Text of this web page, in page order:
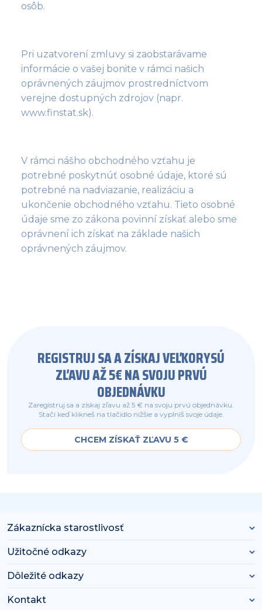
osôb.
Pri uzatvorení zmluvy si zaobstarávame
informácie o vašej bonite v rámci našich
oprávnených záujmov prostredníctvom
verejne dostupných zdrojov (napr.
www.finstat.sk).
V rámci nášho obchodného vzťahu je
potrebné poskytnúť osobné údaje, ktoré sú
potrebné na nadviazanie, realizáciu a
ukončenie obchodného vzťahu. Tieto osobné
údaje sme zo zákona povinní získať alebo sme
oprávnení ich získať na základe našich
oprávnených záujmov.
REGISTRUJ SA A ZÍSKAJ VEĽKORYSÚ
ZĽAVU AŽ 5€ NA SVOJU PRVÚ
OBJEDNÁVKU
Zaregistruj sa a získaj zľavu až 5 € na svoju prvú objednávku.
Stačí keď klikneš na tlačidlo nižšie a vyplníš svoje údaje.
CHCEM ZÍSKAŤ ZĽAVU 5 €
Zákaznícka starostlivosť
Užitočné odkazy
Dôležité odkazy
Kontakt